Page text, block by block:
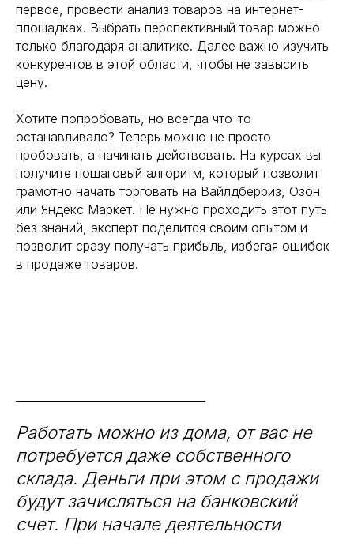
первое, провести анализ товаров на интернет-
площадках. Выбрать перспективный товар можно
только благодаря аналитике. Далее важно изучить
конкурентов в этой области, чтобы не завысить
цену.
Хотите попробовать, но всегда что-то
останавливало? Теперь можно не просто
пробовать, а начинать действовать. На курсах вы
получите пошаговый алгоритм, который позволит
грамотно начать торговать на Вайлдберриз, Озон
или Яндекс Маркет. Не нужно проходить этот путь
без знаний, эксперт поделится своим опытом и
позволит сразу получать прибыль, избегая ошибок
в продаже товаров.
Работать можно из дома, от вас не
потребуется даже собственного
склада. Деньги при этом с продажи
будут зачисляться на банковский
счет. При начале деятельности